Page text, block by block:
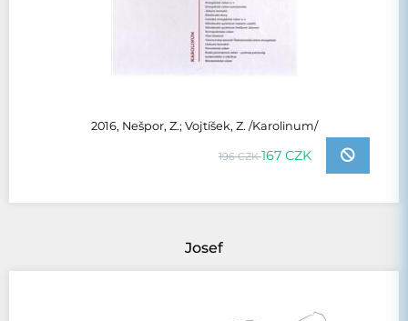
2016, Nešpor, Z.; Vojtíšek, Z. /Karolinum/
196 CZK167 CZK
Josef